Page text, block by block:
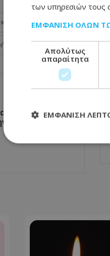
κυπριακό ποδόσφαιρο
Κύπρος
που δεν
καλοκαιρινή
των υπηρεσιών τους
ΕΜΦΆΝΙΣΗ ΌΛΩΝ
Απολύτως
απαραίτητα
ΕΜΦΆΝΙΣΗ
usprivacy